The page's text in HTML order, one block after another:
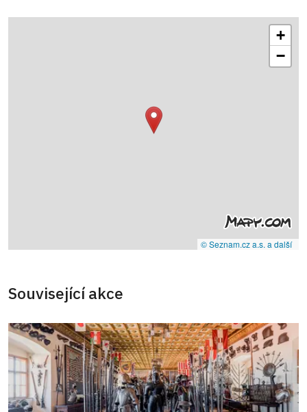
+
−
© Seznam.cz a.s. a další
Související akce